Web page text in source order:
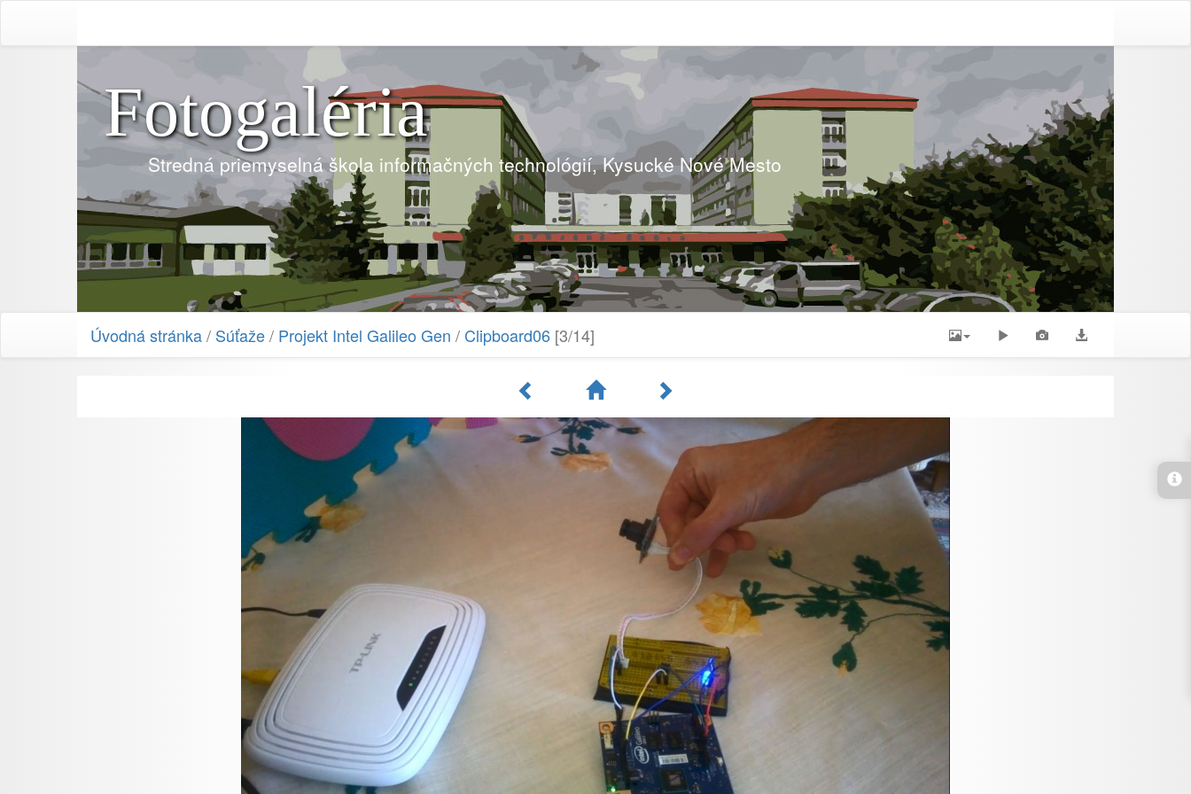
Fotogaléria
Stredná priemyselná škola informačných technológií, Kysucké Nové Mesto
Úvodná stránka/ Súťaže/ Projekt Intel Galileo Gen / Clipboard06 [3/14]